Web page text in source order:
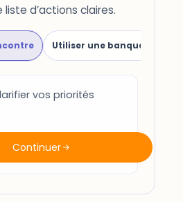
d’actions claires.
Utiliser une banque
vos priorités
Continuer